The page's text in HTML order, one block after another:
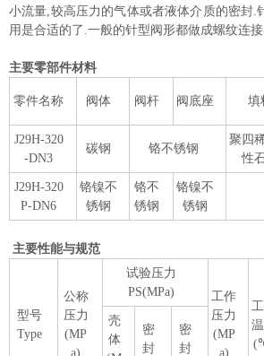
小流量,较高压力的气体或者液体介质的密封.
用是合适的了.一般的针型阀形都做成螺纹连接
主要零部件材料
零件名称 阀体 阀杆 阀底座 填
J29H-320
-DN3
碳钢 铬不锈钢
聚四
性
J29H-320
P-DN6
铬镍不
锈钢
铬不
锈钢
铬镍不
锈钢
主要性能与规范
型号
Type
公称
压力
(MP
a)
试验压力
PS(MPa)
工作
压力
(MP
a)
壳
体
密
封
密
封